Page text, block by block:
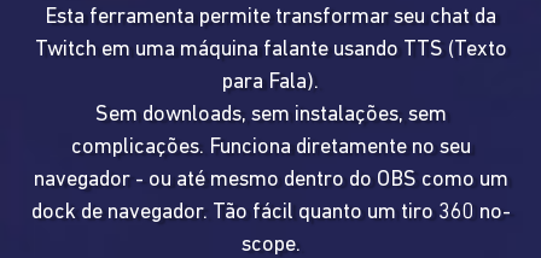
Esta ferramenta permite transformar seu chat da
Twitch em uma máquina falante usando TTS (Texto
para Fala).
Sem downloads, sem instalações, sem
complicações. Funciona diretamente no seu
navegador - ou até mesmo dentro do OBS como um
dock de navegador. Tão fácil quanto um tiro 360 no-
scope.